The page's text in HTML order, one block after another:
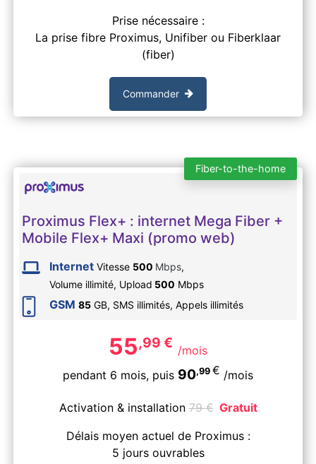
Prise nécessaire :
La prise fibre Proximus, Unifiber ou Fiberklaar
(fiber)
Commander
Fiber-to-the-home
Proximus Flex+ : internet Mega Fiber +
Mobile Flex+ Maxi (promo web)
Internet Vitesse 500 Mbps,
Volume illimité, Upload 500 Mbps
GSM 85 GB, SMS illimités, Appels illimités
55,99 € /mois
pendant 6 mois, puis 90,99 € /mois
Activation & installation79€ Gratuit
Délais moyen actuel de Proximus :
5 jours ouvrables